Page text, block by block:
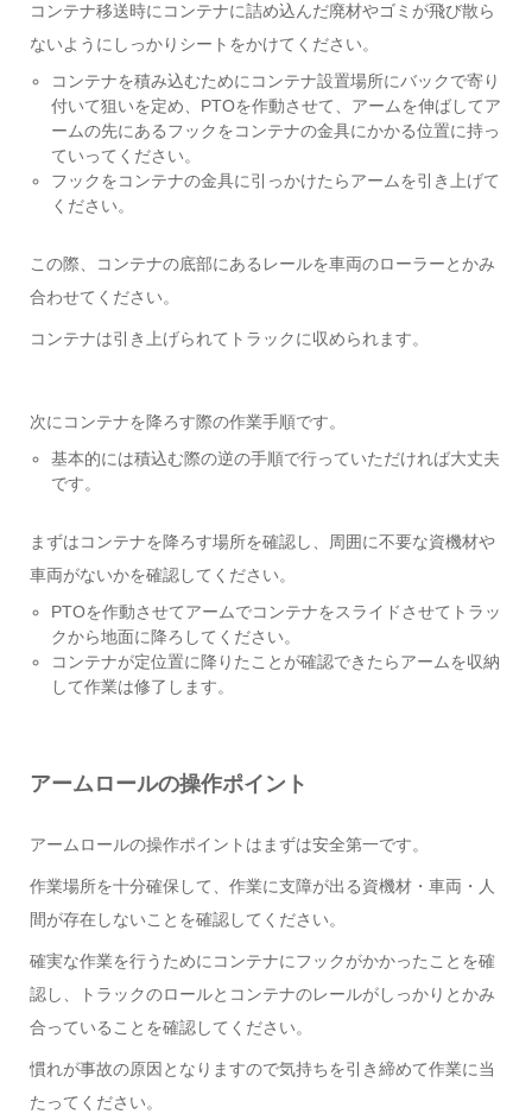
コンテナ移送時にコンテナに詰め込んだ廃材やゴミが飛び散ら
ないようにしっかりシートをかけてください。
コンテナを積み込むためにコンテナ設置場所にバックで寄り
付いて狙いを定め、PTOを作動させて、アームを伸ばしてア
ームの先にあるフックをコンテナの金具にかかる位置に持っ
ていってください。
フックをコンテナの金具に引っかけたらアームを引き上げて
ください。
この際、コンテナの底部にあるレールを車両のローラーとかみ
合わせてください。
コンテナは引き上げられてトラックに収められます。
次にコンテナを降ろす際の作業手順です。
基本的には積込む際の逆の手順で行っていただければ大丈夫
です。
まずはコンテナを降ろす場所を確認し、周囲に不要な資機材や
車両がないかを確認してください。
PTOを作動させてアームでコンテナをスライドさせてトラッ
クから地面に降ろしてください。
コンテナが定位置に降りたことが確認できたらアームを収納
して作業は修了します。
アームロールの操作ポイント
アームロールの操作ポイントはまずは安全第一です。
作業場所を十分確保して、作業に支障が出る資機材・車両・人
間が存在しないことを確認してください。
確実な作業を行うためにコンテナにフックがかかったことを確
認し、トラックのロールとコンテナのレールがしっかりとかみ
合っていることを確認してください。
慣れが事故の原因となりますので気持ちを引き締めて作業に当
たってください。